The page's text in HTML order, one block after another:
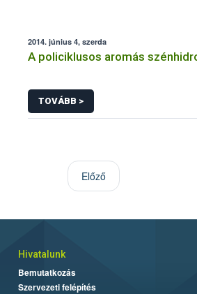
2014. június 4, szerda
A policiklusos aromás
TOVÁBB >
Előző
Hivatalunk
Bemutatkozás
Szervezeti felépítés